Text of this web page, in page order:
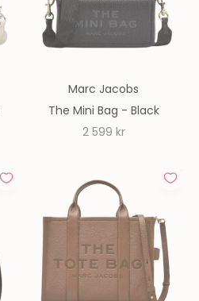
Marc Jacobs
The Mini Bag - Black
REA-pris
2 599 kr